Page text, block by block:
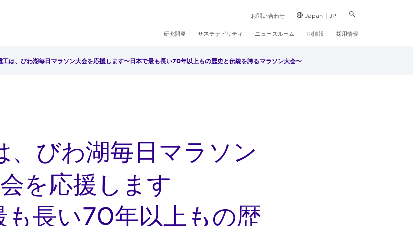
お問い合わせ Japan | JP
研究開発 サステナビリティ ニュースルーム IR情報 採用情報
工は、びわ湖毎日マラソン大会を応援します〜日本で最も長い70年以上もの歴史と伝統を誇るマラソン大会〜
、びわ湖毎日マラソン
を応援します
も長い70年以上もの歴